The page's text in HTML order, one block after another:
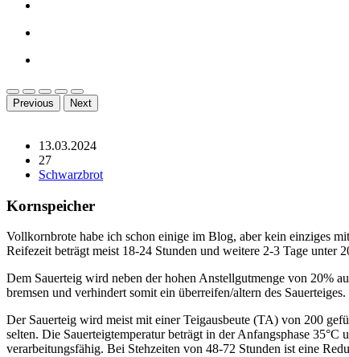
Previous Next
13.03.2024
27
Schwarzbrot
Kornspeicher
Vollkornbrote habe ich schon einige im Blog, aber kein einziges
Reifezeit beträgt meist 18-24 Stunden und weitere 2-3 Tage unter
Dem Sauerteig wird neben der hohen Anstellgutmenge von 20%
bremsen und verhindert somit ein überreifen/altern des Sauerteiges.
Der Sauerteig wird meist mit einer Teigausbeute (TA) von 200
selten. Die Sauerteigtemperatur beträgt in der Anfangsphase
verarbeitungsfähig. Bei Stehzeiten von 48-72 Stunden ist eine